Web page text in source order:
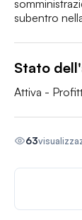
subentro
Stato
Attiva -
63